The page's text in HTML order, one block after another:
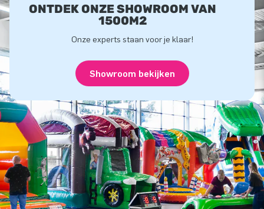
ONTDEK ONZE SHOWROOM VAN
1500M2
Onze experts staan voor je klaar!
Showroom bekijken